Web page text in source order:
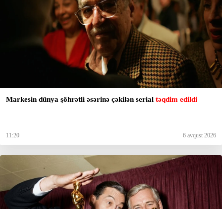
Markesin dünya şöhrətli əsərinə çəkilən serial təqdim edildi
11:20 6 avqust 2026